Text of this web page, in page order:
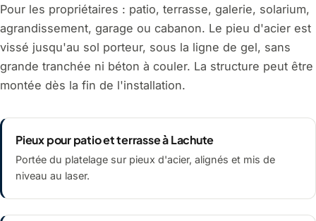
Pour les propriétaires : patio, terrasse, galerie, solarium,
agrandissement, garage ou cabanon. Le pieu d'acier est
vissé jusqu'au sol porteur, sous la ligne de gel, sans
grande tranchée ni béton à couler. La structure peut être
montée dès la fin de l'installation.
Pieux pour patio et terrasse à Lachute
Portée du platelage sur pieux d'acier, alignés et mis de
niveau au laser.